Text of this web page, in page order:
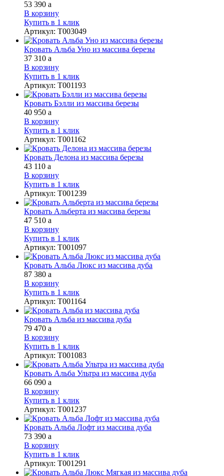
53 390 a
В корзину
Купить в 1 клик
Артикул: Т003049
Кровать Альба Уно из массива березы
37 310 a
В корзину
Купить в 1 клик
Артикул: Т001193
Кровать Бэлли из массива березы
40 950 a
В корзину
Купить в 1 клик
Артикул: Т001162
Кровать Делона из массива березы
43 110 a
В корзину
Купить в 1 клик
Артикул: Т001239
Кровать Альберта из массива березы
47 510 a
В корзину
Купить в 1 клик
Артикул: Т001097
Кровать Альба Люкс из массива дуба
87 380 a
В корзину
Купить в 1 клик
Артикул: Т001164
Кровать Альба из массива дуба
79 470 a
В корзину
Купить в 1 клик
Артикул: Т001083
Кровать Альба Ультра из массива дуба
66 090 a
В корзину
Купить в 1 клик
Артикул: Т001237
Кровать Альба Лофт из массива дуба
73 390 a
В корзину
Купить в 1 клик
Артикул: Т001291